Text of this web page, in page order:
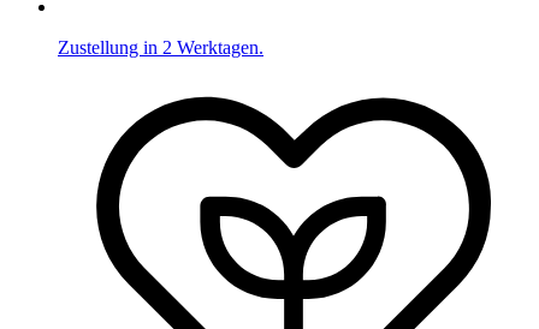
Zustellung in 2 Werktagen.